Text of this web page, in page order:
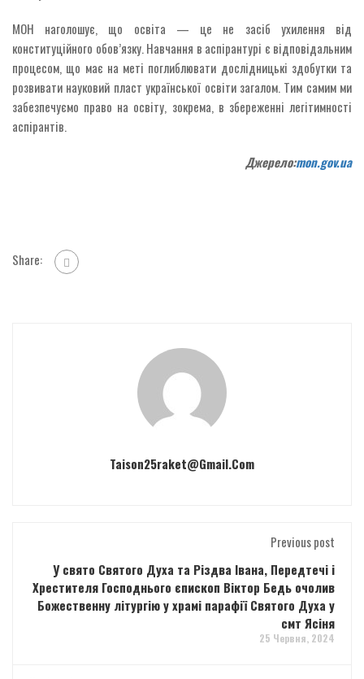
МОН наголошує, що освіта — це не засіб ухилення від
конституційного обов’язку. Навчання в аспірантурі є відповідальним
процесом, що має на меті поглиблювати дослідницькі здобутки та
розвивати науковий пласт української освіти загалом. Тим самим ми
забезпечуємо право на освіту, зокрема, в збереженні легітимності
аспірантів.
Джерело:mon.gov.ua
Share:
Taison25raket@gmail.com
Previous post
У свято Святого Духа та Різдва Івана, Передтечі і
Хрестителя Господнього єпископ Віктор Бедь очолив
Божественну літургію у храмі парафії Святого Духа у
смт Ясіня
25 Червня, 2024